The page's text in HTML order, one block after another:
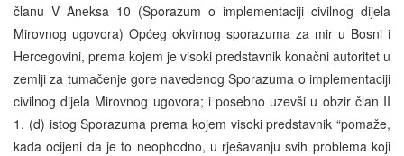
članu V Aneksa 10 (Sporazum o implementaciji civilnog dijela
Mirovnog ugovora) Općeg okvirnog sporazuma za mir u Bosni i
Hercegovini, prema kojem je visoki predstavnik konačni autoritet u
zemlji za tumačenje gore navedenog Sporazuma o implementaciji
civilnog dijela Mirovnog ugovora; i posebno uzevši u obzir član II
1. (d) istog Sporazuma prema kojem visoki predstavnik “pomaže,
kada ocijeni da je to neophodno, u rješavanju svih problema koji